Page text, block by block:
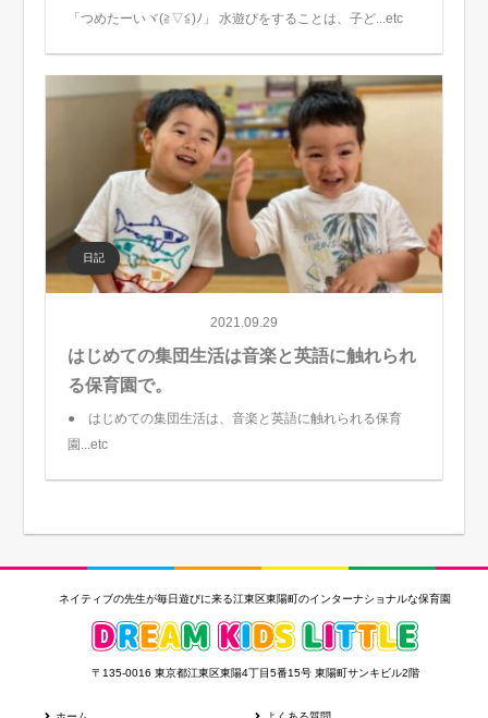
「つめたーいヾ(≧▽≦)ﾉ」 水遊びをすることは、子ど...etc
日記
2021.09.29
はじめての集団生活は音楽と英語に触れられ
る保育園で。
● はじめての集団生活は、音楽と英語に触れられる保育
園...etc
ネイティブの先生が毎日遊びに来る江東区東陽町のインターナショナルな保育園
〒135-0016 東京都江東区東陽4丁目5番15号 東陽町サンキビル2階